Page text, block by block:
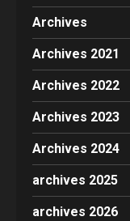
Archives
Archives 2021
Archives 2022
Archives 2023
Archives 2024
archives 2025
archives 2026